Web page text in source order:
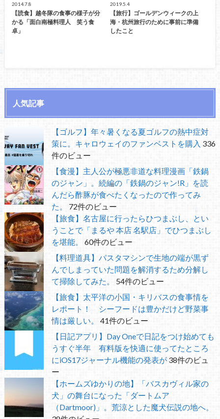
2014.7.8
【読食】越冬隊の食事の様子が分
かる「面白南極料理人 笑う食
卓」
2019.5.4
【旅行】ゴールデンウィークの上
海・杭州旅行のために事前に準備
したこと
人気記事
【ゴルフ】年々暑くなる夏ゴルフの熱中症対
策に。キャロウェイのファンベストを購入 336
件のビュー
【食漫】主人公が極悪非道な料理漫画「鉄鍋
のジャン」。続編の「鉄鍋のジャン!R」を読
んだら酢豚が食べたくなったので作ってみ
た。
72件のビュー
【旅食】名古屋に行ったらひつまぶし、とい
うことで「まるや 本店 名駅店」でひつまぶし
を堪能。
60件のビュー
【料理道具】パスタマシンで生地の端が黒ず
んでしまっていた問題を解消するため分解し
て掃除してみた。
54件のビュー
【旅食】太平洋の小国・キリバスの食事情を
レポート！ シーフードは豊かだけど野菜事
情は厳しい。
41件のビュー
【日記アプリ】Day Oneで日記をつけ始めても
うすぐ半年 有料版を快適に使ってたところ
にiOS17ジャーナル機能の発表が 38件のビュ
ー
【ホームズゆかりの地】「バスカヴィル家の
犬」の舞台になった「ダートムア
（Dartmoor)」。荒涼とした魔犬伝説の地へ。